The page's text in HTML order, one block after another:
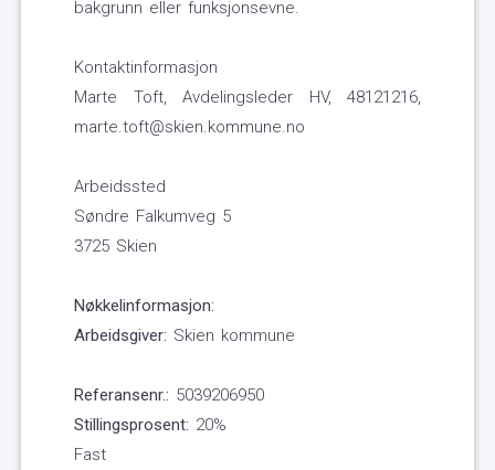
bakgrunn eller funksjonsevne.
Kontaktinformasjon
Marte Toft, Avdelingsleder HV, 48121216,
marte.toft@skien.kommune.no
Arbeidssted
Søndre Falkumveg 5
3725 Skien
Nøkkelinformasjon:
Arbeidsgiver: Skien kommune
Referansenr.: 5039206950
Stillingsprosent: 20%
Fast